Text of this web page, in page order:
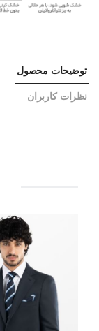
توضیحات محصول
نظرات کاربران